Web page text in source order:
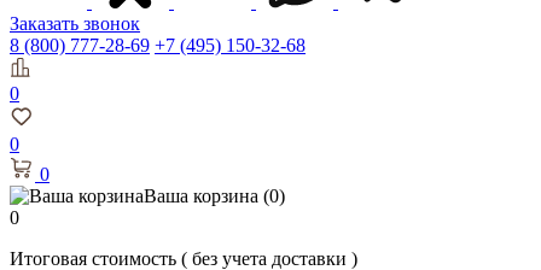
Заказать звонок
8 (800) 777-28-69 +7 (495) 150-32-68
0
0
0
Ваша корзина (0)
0
Итоговая стоимость ( без учета доставки )